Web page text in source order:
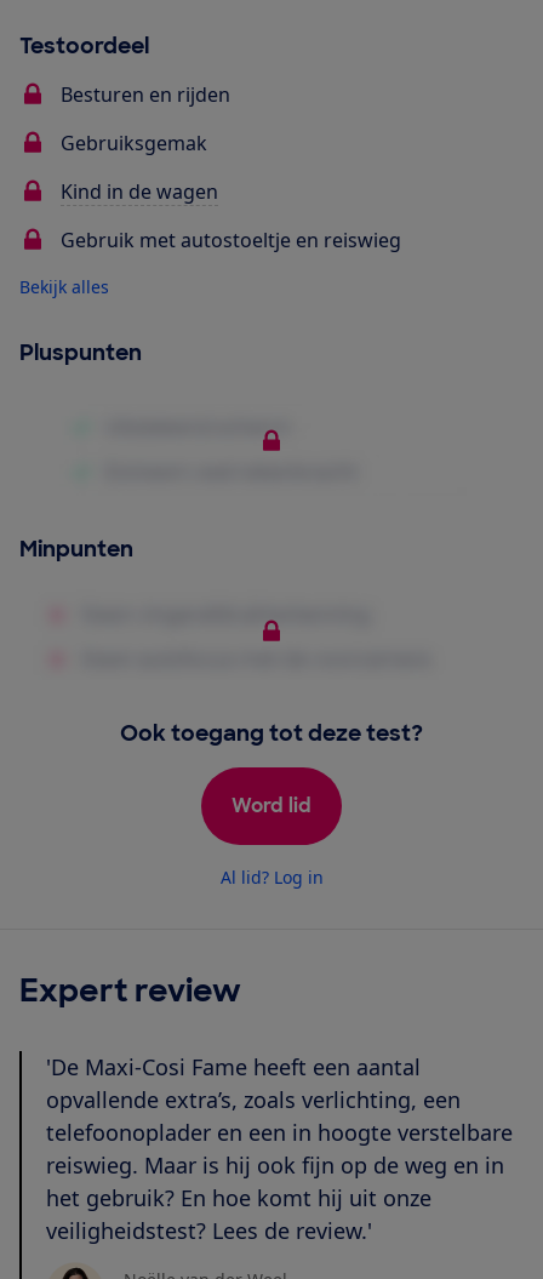
Testoordeel
Besturen en rijden
Gebruiksgemak
Kind in de wagen
Gebruik met autostoeltje en reiswieg
Bekijk alles
Pluspunten
Minpunten
Ook toegang tot deze test?
Word lid
Al lid? Log in
Expert review
'De Maxi-Cosi Fame heeft een aantal
opvallende extra’s, zoals verlichting, een
telefoonoplader en een in hoogte verstelbare
reiswieg. Maar is hij ook fijn op de weg en in
het gebruik? En hoe komt hij uit onze
veiligheidstest? Lees de review.'